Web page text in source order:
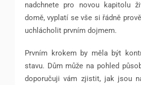
nadchnete pro novou kapitolu
domě, vyplatí se vše si řádně
uchlácholit prvním dojmem.
Prvním krokem by měla být
stavu. Dům může na pohled
doporučuji vám zjistit, jak jsou